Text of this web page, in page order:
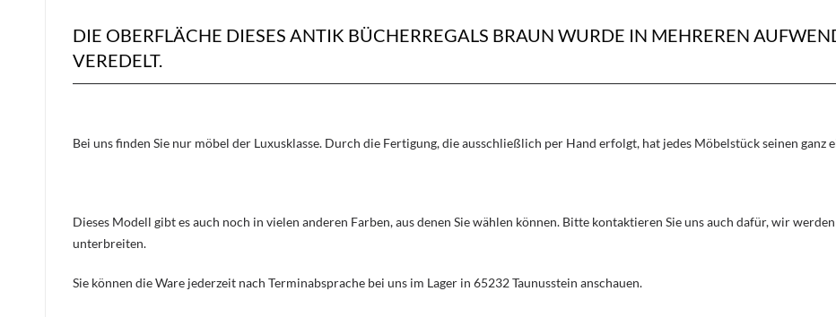
DIE OBERFLÄCHE DIESES ANTIK BÜCHERREGALS BRAUN WURDE IN MEHREREN
VEREDELT.
Bei uns finden Sie nur möbel der Luxusklasse. Durch die Fertigung, die ausschließlich per Hand erfolgt, hat jedes Möbelstück seinen ganz
Dieses Modell gibt es auch noch in vielen anderen Farben, aus denen Sie wählen können. Bitte kontaktieren Sie uns auch dafür, wir
unterbreiten.
Sie können die Ware jederzeit nach Terminabsprache bei uns im Lager in 65232 Taunusstein anschauen.